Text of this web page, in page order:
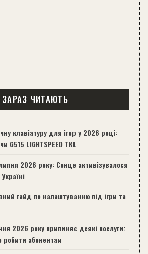
ЗАРАЗ ЧИТАЮТЬ
клавіатуру для ігор у 2026 році:
G515 LIGHTSPEED TKL
2026 року: Сонце активізувалося
гайд по налаштуванню під ігри та
2026 року припиняє деякі послуги:
абонентам